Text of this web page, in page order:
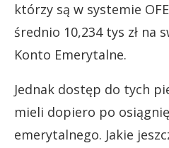
którzy są w systemie
średnio 10,234 tys zł na
Konto Emerytalne.
Jednak dostęp do tych
mieli dopiero po
emerytalnego. Jakie